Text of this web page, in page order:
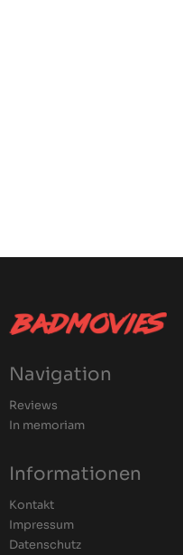
Navigation
Reviews
In memoriam
Informationen
Kontakt
Impressum
Datenschutz